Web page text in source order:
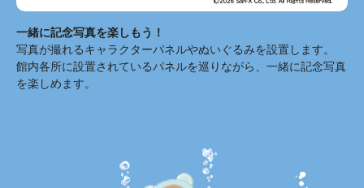
一緒に記念写真を楽しもう！
写真が撮れるキャラクターパネルやぬいぐるみを設置します。
館内各所に設置されているパネルを巡りながら、一緒に記念写真
を楽しめます。